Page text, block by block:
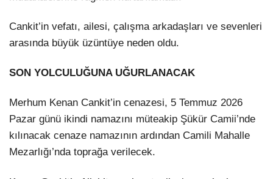
Cankit’in vefatı, ailesi, çalışma arkadaşları ve sevenleri
arasında büyük üzüntüye neden oldu.
SON YOLCULUĞUNA UĞURLANACAK
Merhum Kenan Cankit’in cenazesi, 5 Temmuz 2026
Pazar günü ikindi namazını müteakip Şükür Camii’nde
kılınacak cenaze namazının ardından Camili Mahalle
Mezarlığı’nda toprağa verilecek.